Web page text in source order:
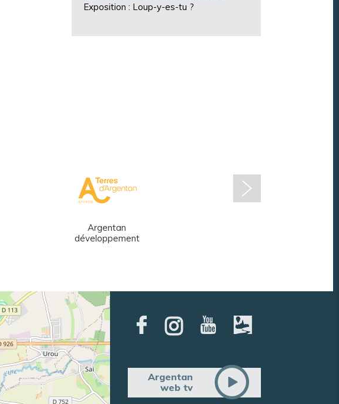
Exposition : Loup-y-es-tu ?
Argentan
développement
Argentan
web tv